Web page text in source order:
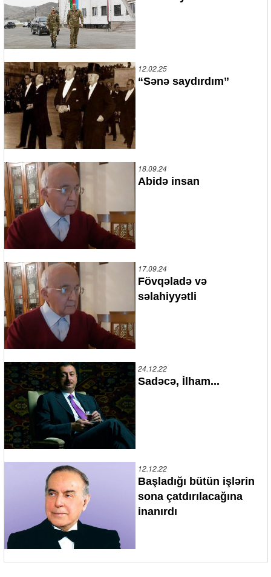
12.02.25
“Sənə saydırdım”
18.09.24
Abidə insan
17.09.24
Fövqəladə və
səlahiyyətli
24.12.22
Sadəcə, İlham...
12.12.22
Başladığı bütün işlərin
sona çatdırılacağına
inanırdı